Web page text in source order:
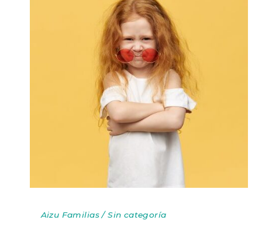
Aizu Familias/Sin categoría